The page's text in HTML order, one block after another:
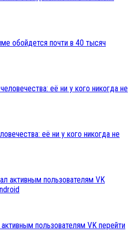
обойдется почти в 40 тысяч
её ни у кого никогда не
пользователям VK перейти